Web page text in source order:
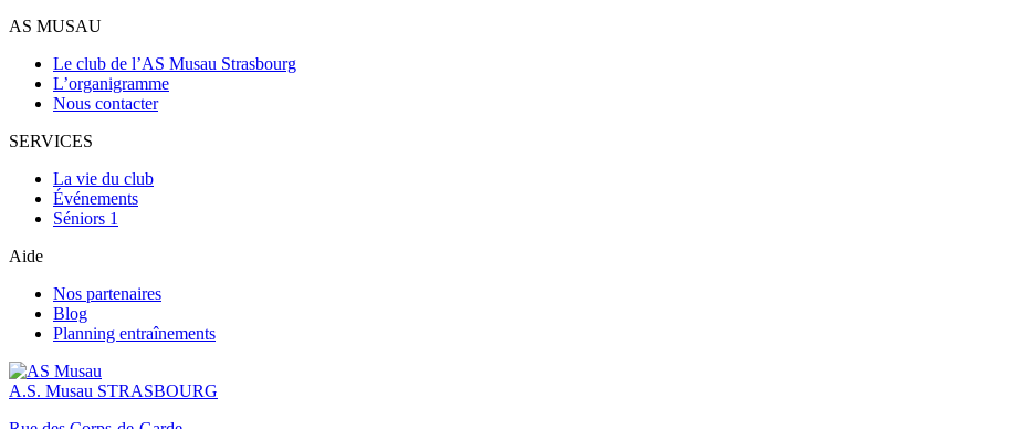
AS MUSAU
Le club de l’AS Musau Strasbourg
L’organigramme
Nous contacter
SERVICES
La vie du club
Événements
Séniors 1
Aide
Nos partenaires
Blog
Planning entraînements
A.S. Musau STRASBOURG